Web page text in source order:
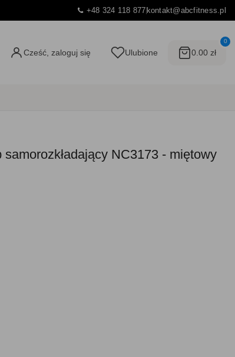
+48 324 118 877kontakt@abcfitness.pl
Cześć, zaloguj się Ulubione
0
0.00 zł
NC3173 - miętowy